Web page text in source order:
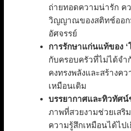
ถ่ายทอดความน่ารัก ค
วิญญาณของสติทช์ออก
อัศจรรย์
การรักษาแก่นแท้ของ ‘
กับครอบครัวที่ไม่ได้จำ
คงทรงพลังและสร้างค
เหมือนเดิม
บรรยากาศและทิวทัศน์
ภาพที่สวยงามช่วยเสริ
ความรู้สึกเหมือนได้ไป